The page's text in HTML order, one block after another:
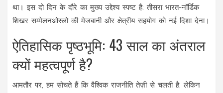
था। इस दो दिन के दौरे का मुख्य उद्देश्य स्पष्ट है:तीसरा भारत-नॉर्डिक
शिखर सम्मेलनओस्लोकी मेजबानी और क्षेत्रीय सहयोग को नई दिशा देना।
ऐतिहासिक पृष्ठभूमि: 43 साल का अंतराल
क्यों महत्वपूर्ण है?
आमतौर पर, हम सोचते हैं कि वैश्विक राजनीति तेज़ी से चलती है, लेकिन